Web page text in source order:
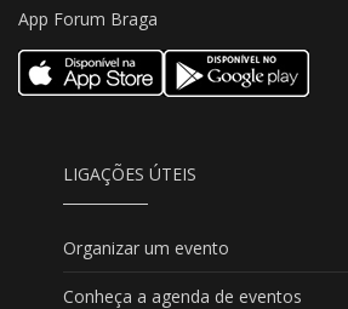
App Forum Braga
LIGAÇÕES ÚTEIS
Organizar um evento
Conheça a agenda de eventos